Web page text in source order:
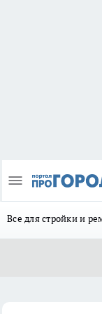
Все для стройки и